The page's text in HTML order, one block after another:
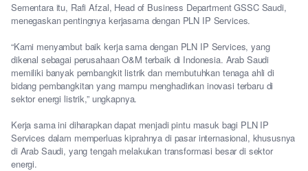
Sementara itu, Rafi Afzal, Head of Business Department GSSC Saudi,
menegaskan pentingnya kerjasama dengan PLN IP Services.
“Kami menyambut baik kerja sama dengan PLN IP Services, yang
dikenal sebagai perusahaan O&M terbaik di Indonesia. Arab Saudi
memiliki banyak pembangkit listrik dan membutuhkan tenaga ahli di
bidang pembangkitan yang mampu menghadirkan inovasi terbaru di
sektor energi listrik,” ungkapnya.
Kerja sama ini diharapkan dapat menjadi pintu masuk bagi PLN IP
Services dalam memperluas kiprahnya di pasar internasional, khususnya
di Arab Saudi, yang tengah melakukan transformasi besar di sektor
energi.